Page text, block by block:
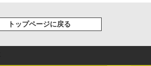
トップページに戻る